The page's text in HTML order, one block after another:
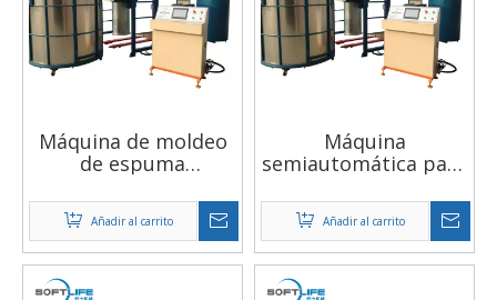
Máquina de moldeo
de espuma
cilindro SDA40x50
barato, 3 uds., a
granel
Añadir al carrito
Máquina
semiautomática para
lotes para fabricar
sofás y colchones
Añadir al carrito